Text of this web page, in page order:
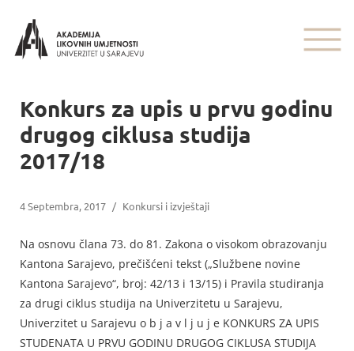
Konkurs za upis u prvu godinu
drugog ciklusa studija
2017/18
4 Septembra, 2017 / Konkursi i izvještaji
Na osnovu člana 73. do 81. Zakona o visokom obrazovanju
Kantona Sarajevo, prečišćeni tekst („Službene novine
Kantona Sarajevo“, broj: 42/13 i 13/15) i Pravila studiranja
za drugi ciklus studija na Univerzitetu u Sarajevu,
Univerzitet u Sarajevu o b j a v l j u j e KONKURS ZA UPIS
STUDENATA U PRVU GODINU DRUGOG CIKLUSA STUDIJA